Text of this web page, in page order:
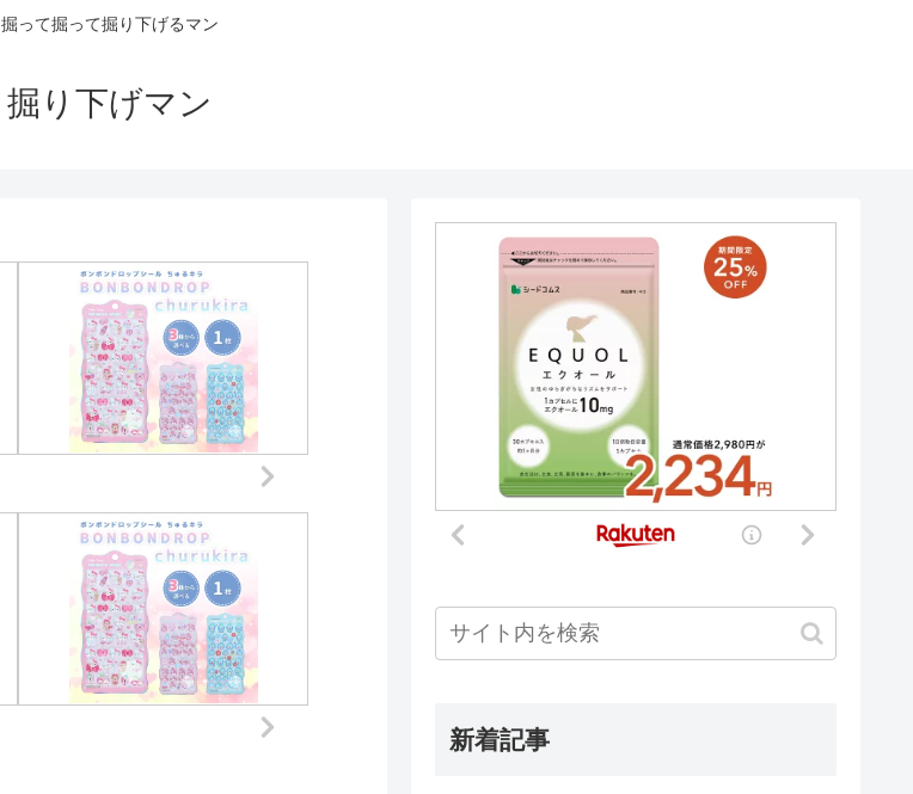
掘って掘って掘り下げるマン
掘り下げマン
新着記事